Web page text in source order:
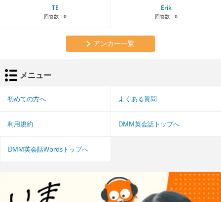
TE
回答数： 0
Erik
回答数： 0
アンカー一覧
メニュー
初めての方へ よくある質問
利用規約 DMM英会話トップへ
DMM英会話Wordsトップへ